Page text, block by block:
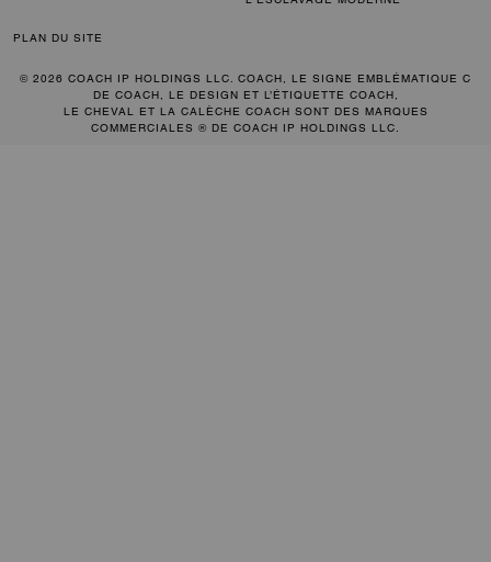
PLAN DU SITE
© 2026 COACH IP HOLDINGS LLC. COACH, LE SIGNE EMBLÉMATIQUE C
DE COACH, LE DESIGN ET L’ÉTIQUETTE COACH,
LE CHEVAL ET LA CALÈCHE COACH SONT DES MARQUES
COMMERCIALES ® DE COACH IP HOLDINGS LLC.